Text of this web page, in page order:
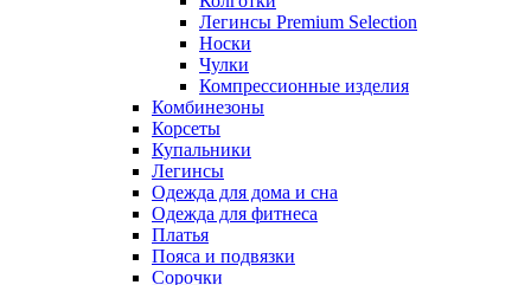
Легинсы Premium Selection
Носки
Чулки
Компрессионные изделия
Комбинезоны
Корсеты
Купальники
Легинсы
Одежда для дома и сна
Одежда для фитнеса
Платья
Пояса и подвязки
Сорочки